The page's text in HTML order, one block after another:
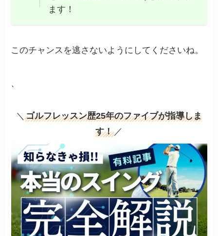
ます！
このチャンスを逃さないようにしてくださいね。
、
＼ ゴルフレッスン歴25年のファイブが指導しま
す！ ／